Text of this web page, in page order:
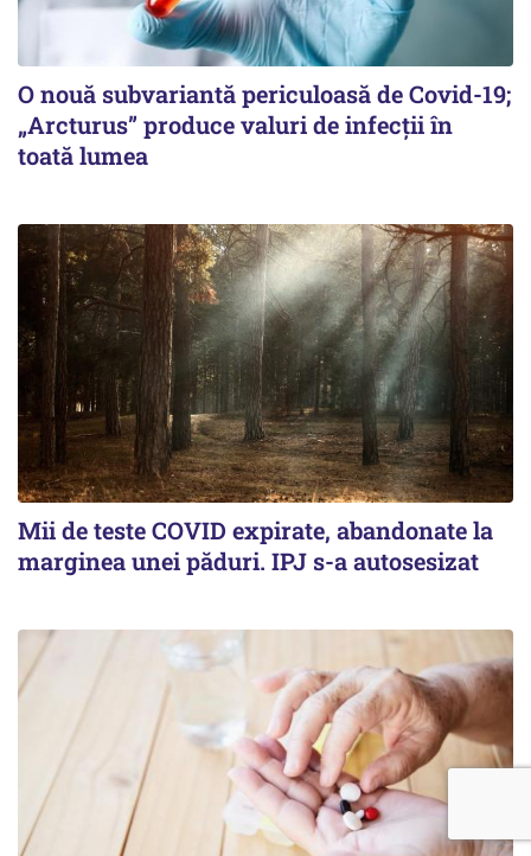
O nouă subvariantă periculoasă de Covid-19;
„Arcturus” produce valuri de infecții în
toată lumea
Mii de teste COVID expirate, abandonate la
marginea unei păduri. IPJ s-a autosesizat